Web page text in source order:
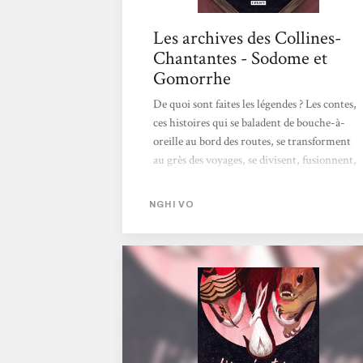
Les archives des Collines-
Chantantes - Sodome et
Gomorrhe
De quoi sont faites les légendes ? Les contes,
ces histoires qui se baladent de bouche-à-
oreille au bord des routes, se transforment
au grès des voyages, se divisent, fusionnent,
compose nos rêves. De quoi sont faites les
archives des Collines-Chantantes, d’explorer
les mystères derrière les histoires qu’on se
raconte au coin du feu. En savourer la poésie,
et en décrypter le mensonge. Le récit que
l’on cache Dans L’impératrice du Sel et de la
fortune, l’adelphe Chih et Presque-Brillante
se rendent dans un palais impérial...
NGHI VO